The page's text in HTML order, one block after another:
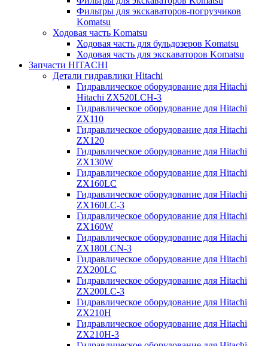
Фильтры для экскаваторов-погрузчиков
Komatsu
Ходовая часть Komatsu
Ходовая часть для бульдозеров Komatsu
Ходовая часть для экскаваторов Komatsu
Запчасти HITACHI
Детали гидравлики Hitachi
Гидравлическое оборудование для Hitachi
Hitachi ZX520LCH-3
Гидравлическое оборудование для Hitachi
ZX110
Гидравлическое оборудование для Hitachi
ZX120
Гидравлическое оборудование для Hitachi
ZX130W
Гидравлическое оборудование для Hitachi
ZX160LC
Гидравлическое оборудование для Hitachi
ZX160LC-3
Гидравлическое оборудование для Hitachi
ZX160W
Гидравлическое оборудование для Hitachi
ZX180LCN-3
Гидравлическое оборудование для Hitachi
ZX200LC
Гидравлическое оборудование для Hitachi
ZX200LC-3
Гидравлическое оборудование для Hitachi
ZX210H
Гидравлическое оборудование для Hitachi
ZX210H-3